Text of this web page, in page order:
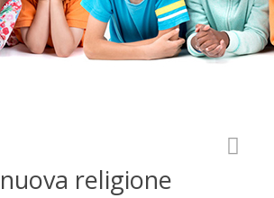
religione